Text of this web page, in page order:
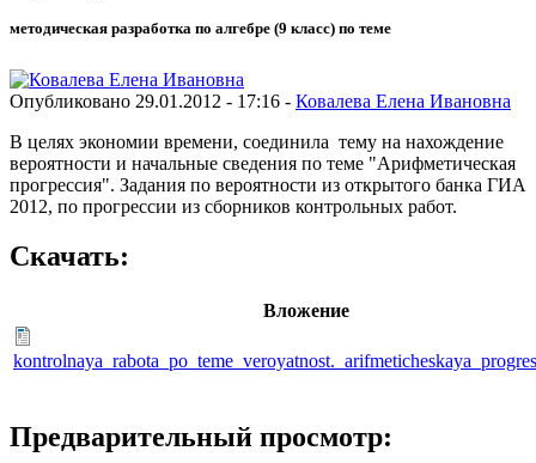
методическая разработка по алгебре (9 класс) по теме
Опубликовано 29.01.2012 - 17:16 - Ковалева Елена Ивановна
В целях экономии времени, соединила тему на нахождение
вероятности и начальные сведения по теме "Арифметическая
прогрессия". Задания по вероятности из открытого банка ГИА
2012, по прогрессии из сборников контрольных работ.
Скачать:
Вложение
Предварительный просмотр: